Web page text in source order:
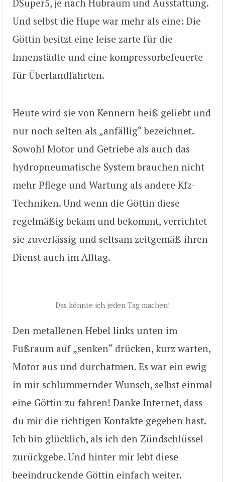
DSuper5, je nach Hubraum und Ausstattung.
Und selbst die Hupe war mehr als eine: Die
Göttin besitzt eine leise zarte für die
Innenstädte und eine kompressorbefeuerte
für Überlandfahrten.
Heute wird sie von Kennern heiß geliebt und
nur noch selten als „anfällig“ bezeichnet.
Sowohl Motor und Getriebe als auch das
hydropneumatische System brauchen nicht
mehr Pflege und Wartung als andere Kfz-
Techniken. Und wenn die Göttin diese
regelmäßig bekam und bekommt, verrichtet
sie zuverlässig und seltsam zeitgemäß ihren
Dienst auch im Alltag.
Das könnte ich jeden Tag machen!
Den metallenen Hebel links unten im
Fußraum auf „senken“ drücken, kurz warten,
Motor aus und durchatmen. Es war ein ewig
in mir schlummernder Wunsch, selbst einmal
eine Göttin zu fahren! Danke Internet, dass
du mir die richtigen Kontakte gegeben hast.
Ich bin glücklich, als ich den Zündschlüssel
zurückgebe. Und hinter mir lebt diese
beeindruckende Göttin einfach weiter.